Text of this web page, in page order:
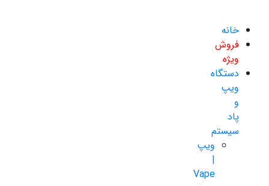
خانه
فروش
ویژه
دستگاه
ویپ
و
پاد
سیستم
ویپ
|
Vape